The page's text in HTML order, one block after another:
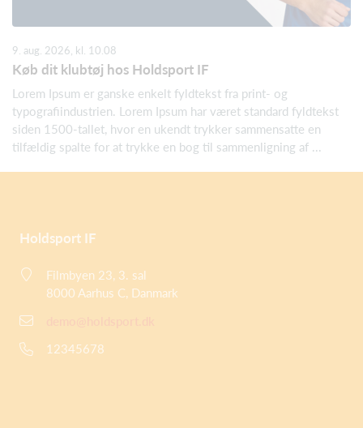
9. aug. 2026, kl. 10.08
Køb dit klubtøj hos Holdsport IF
Lorem Ipsum er ganske enkelt fyldtekst fra print- og
typografiindustrien. Lorem Ipsum har været standard fyldtekst
siden 1500-tallet, hvor en ukendt trykker sammensatte en
tilfældig spalte for at trykke en bog til sammenligning af ...
Holdsport IF
Filmbyen 23, 3. sal
8000 Aarhus C, Danmark
12345678